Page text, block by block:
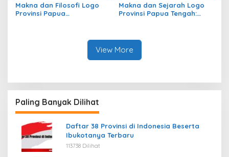
Makna dan Filosofi Logo
Provinsi Papua
Makna dan Sejarah Logo
Provinsi Papua Tengah:
View More
Paling Banyak Dilihat
Daftar 38 Provinsi di Indonesia Beserta
Ibukotanya Terbaru
113738 Dilihat